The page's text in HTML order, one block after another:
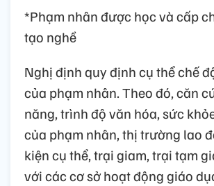
*Phạm nhân được học và cấp
tạo nghề
Nghị định quy định cụ thể chế
của phạm nhân. Theo đó, căn
năng, trình độ văn hóa, sức
của phạm nhân, thị trường lao
kiện cụ thể, trại giam, trại tạm
với các cơ sở hoạt động giáo